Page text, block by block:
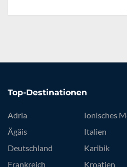
Top-Destinationen
Adria
Ägäis
Deutschland
Frankreich
Ionisches
Italien
Karibik
Kroatien